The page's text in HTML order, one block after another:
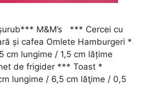
M&M’s *** Cercei cu
și cafea Omlete Hamburgeri *
cm lungime / 1,5 cm lățime
de frigider *** Toast *
lungime / 6,5 cm lăţime / 0,5